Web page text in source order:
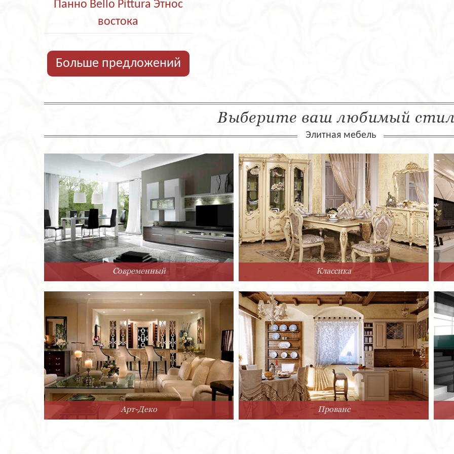
Панно Bello Pittura Этнос
востока
Больше предложений
Выберите ваш любимый
Элитная мебель
Современный Классика
Арт-Деко Прованс